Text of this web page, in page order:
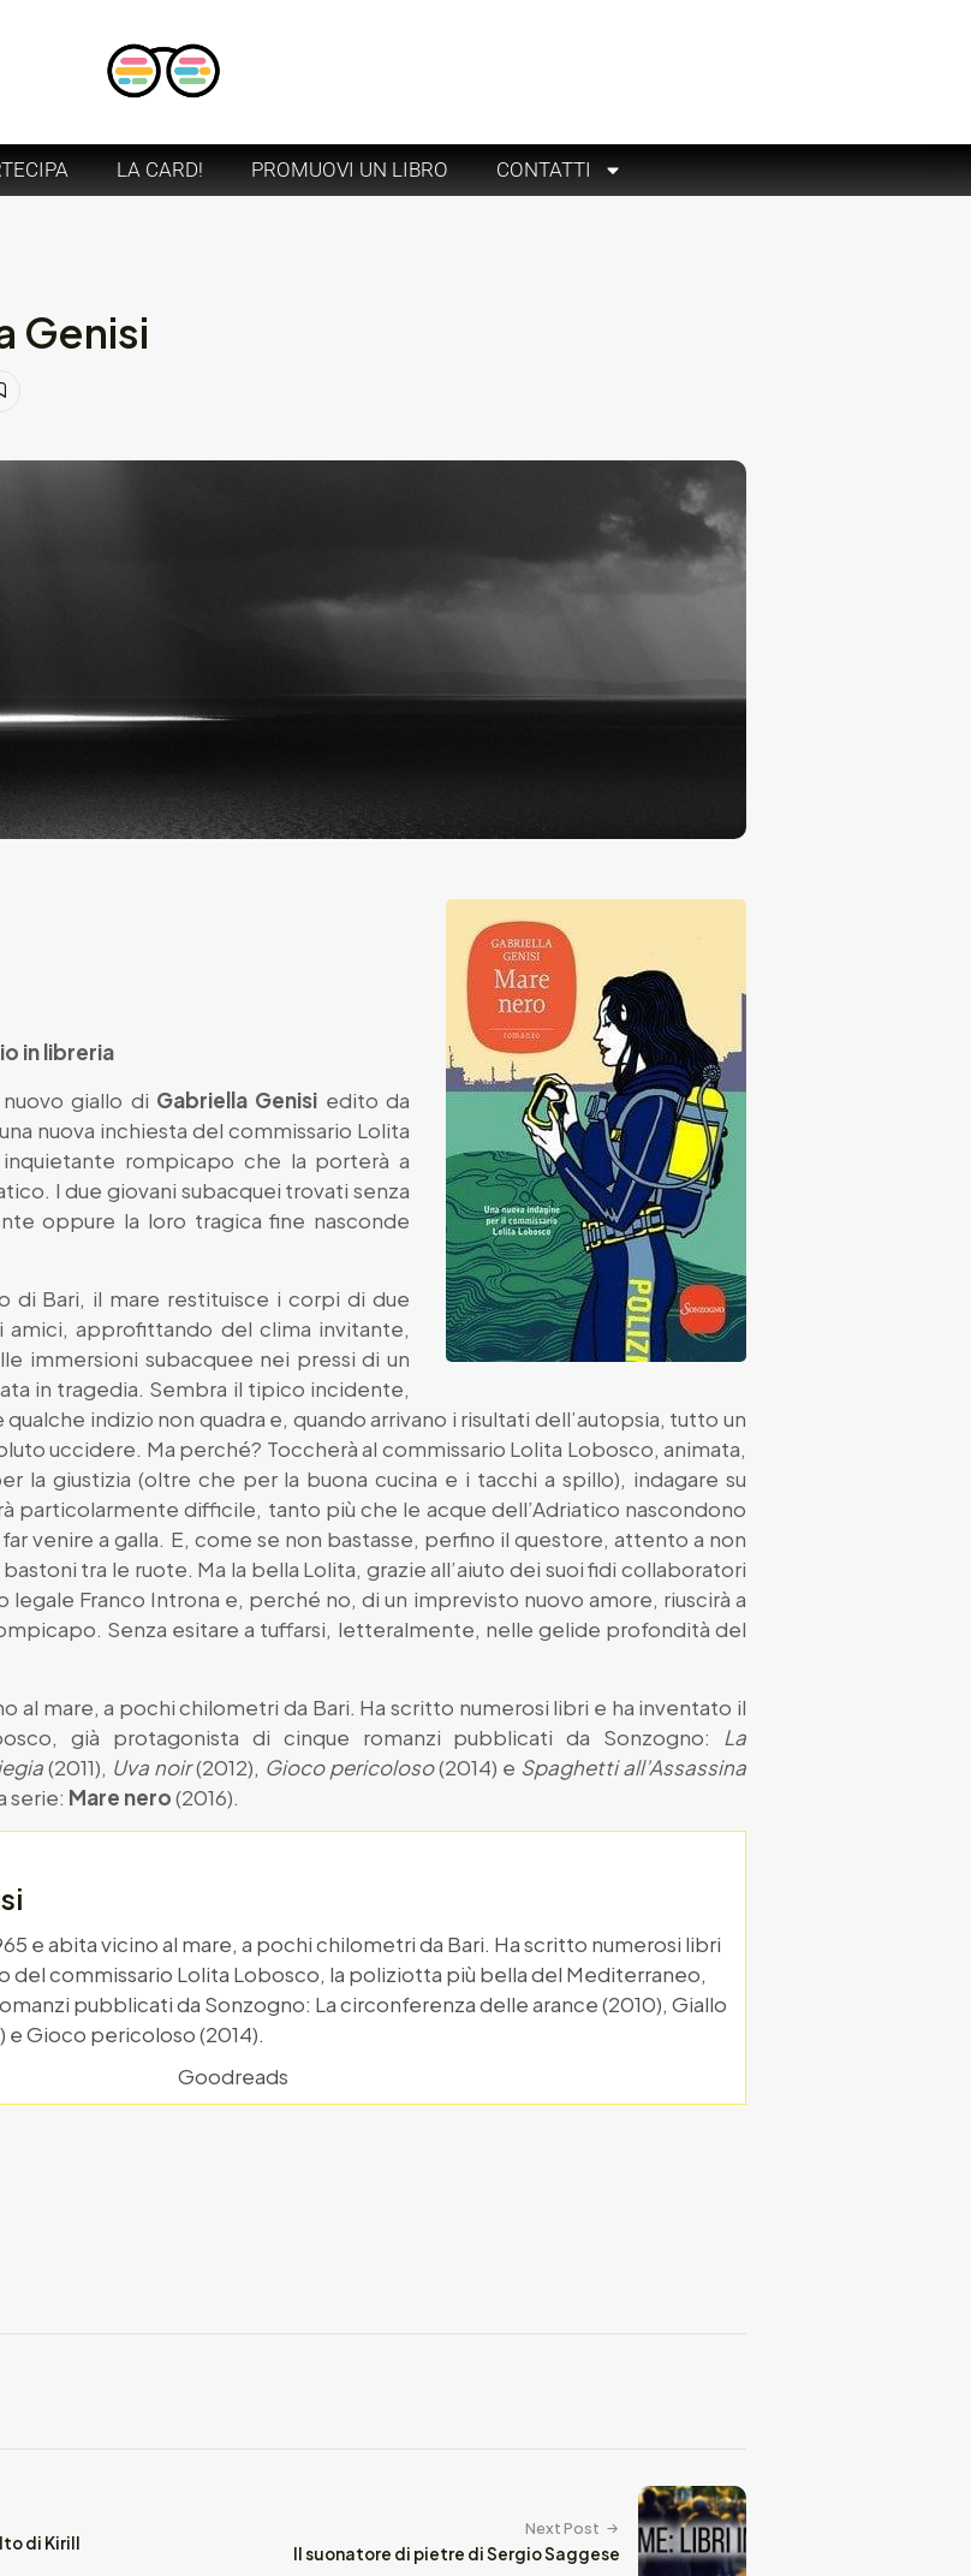
LA CARD! PROMUOVI UN LIBRO CONTATTI
Genisi
in libreria
giallo di Gabriella Genisi edito da
nuova inchiesta del commissario Lolita
rompicapo che la porterà a
I due giovani subacquei trovati senza
oppure la loro tragica fine nasconde
di Bari, il mare restituisce i corpi di due
approfittando del clima invitante,
immersioni subacquee nei pressi di un
in tragedia. Sembra il tipico incidente,
indizio non quadra e, quando arrivano i risultati dell’autopsia, tutto un
uccidere. Ma perché? Toccherà al commissario Lolita Lobosco, animata,
la giustizia (oltre che per la buona cucina e i tacchi a spillo), indagare su
particolarmente difficile, tanto più che le acque dell’Adriatico nascondono
venire a galla. E, come se non bastasse, perfino il questore, attento a non
tra le ruote. Ma la bella Lolita, grazie all’aiuto dei suoi fidi collaboratori
Franco Introna e, perché no, di un imprevisto nuovo amore, riuscirà a
Senza esitare a tuffarsi, letteralmente, nelle gelide profondità del
al mare, a pochi chilometri da Bari. Ha scritto numerosi libri e ha inventato il
già protagonista di cinque romanzi pubblicati da Sonzogno: La
(2011), Uva noir(2012), Gioco pericoloso(2014) e Spaghetti all’Assassina
serie: Mare nero(2016).
e abita vicino al mare, a pochi chilometri da Bari. Ha scritto numerosi libri
del commissario Lolita Lobosco, la poliziotta più bella del Mediterraneo,
pubblicati da Sonzogno: La circonferenza delle arance (2010), Giallo
e Gioco pericoloso (2014).
Goodreads
di Kirill
Next Post
Il suonatore di pietre di Sergio Saggese